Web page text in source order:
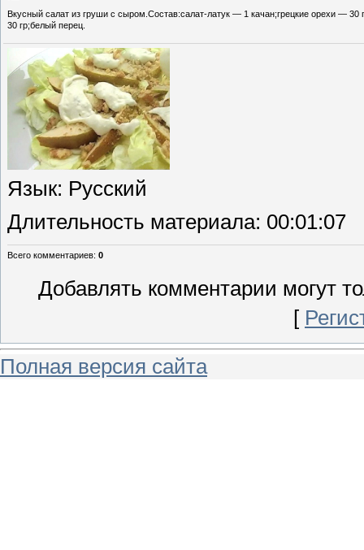
Вкусный салат из груши с сыром.Состав:салат-латук — 1 качан;грецкие орехи —
30 гр;белый перец.
Язык: Русский
Длительность материала: 00:01:07
Всего комментариев: 0
Добавлять комментарии могут
[
Полная версия сайта